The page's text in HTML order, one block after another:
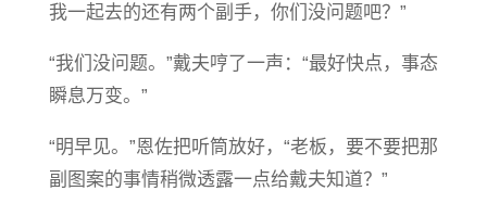
我一起去的还有两个副手，你们没问题吧？”
“我们没问题。”戴夫哼了一声：“最好快点，事态
瞬息万变。”
“明早见。”恩佐把听筒放好，“老板，要不要把那
副图案的事情稍微透露一点给戴夫知道？”